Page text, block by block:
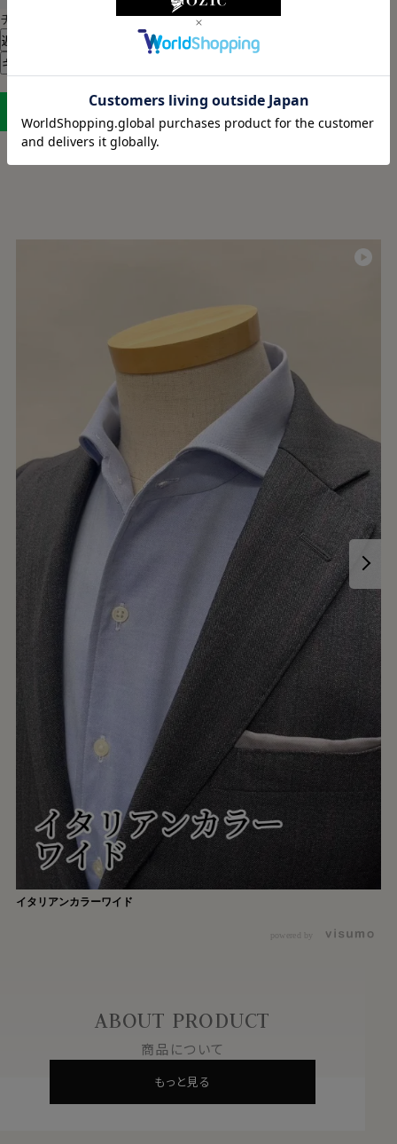
チャットでお問い合わせ
返品・交換について
ギフトラッピングについて
LINEに保存する
イタリアンカラーワイド
powered by
ABOUT PRODUCT
商品について
もっと見る